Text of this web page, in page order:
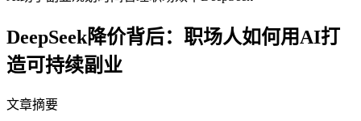
DeepSeek降价背后：职场人如何用AI打
造可持续副业
文章摘要